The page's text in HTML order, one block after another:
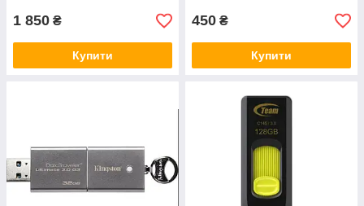
1 850 ₴
Купити
450 ₴
Купити